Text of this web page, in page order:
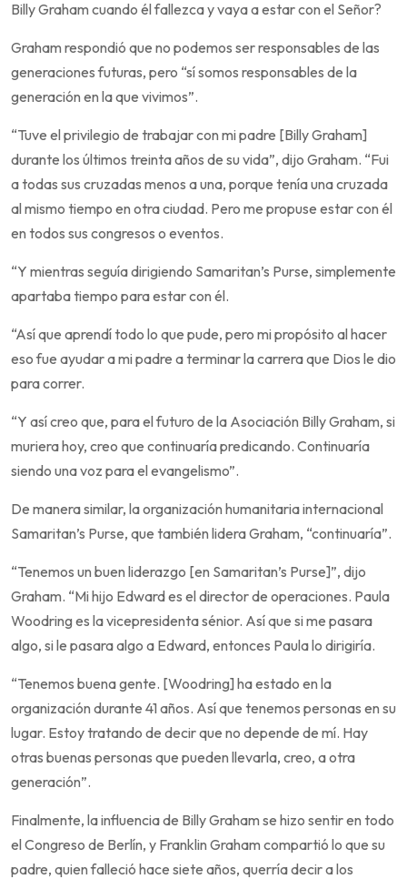
Billy Graham cuando él fallezca y vaya a estar con el Señor?
Graham respondió que no podemos ser responsables de las
generaciones futuras, pero “sí somos responsables de la
generación en la que vivimos”.
“Tuve el privilegio de trabajar con mi padre [Billy Graham]
durante los últimos treinta años de su vida”, dijo Graham. “Fui
a todas sus cruzadas menos a una, porque tenía una cruzada
al mismo tiempo en otra ciudad. Pero me propuse estar con él
en todos sus congresos o eventos.
“Y mientras seguía dirigiendo Samaritan’s Purse, simplemente
apartaba tiempo para estar con él.
“Así que aprendí todo lo que pude, pero mi propósito al hacer
eso fue ayudar a mi padre a terminar la carrera que Dios le dio
para correr.
“Y así creo que, para el futuro de la Asociación Billy Graham, si
muriera hoy, creo que continuaría predicando. Continuaría
siendo una voz para el evangelismo”.
De manera similar, la organización humanitaria internacional
Samaritan’s Purse, que también lidera Graham, “continuaría”.
“Tenemos un buen liderazgo [en Samaritan’s Purse]”, dijo
Graham. “Mi hijo Edward es el director de operaciones. Paula
Woodring es la vicepresidenta sénior. Así que si me pasara
algo, si le pasara algo a Edward, entonces Paula lo dirigiría.
“Tenemos buena gente. [Woodring] ha estado en la
organización durante 41 años. Así que tenemos personas en su
lugar. Estoy tratando de decir que no depende de mí. Hay
otras buenas personas que pueden llevarla, creo, a otra
generación”.
Finalmente, la influencia de Billy Graham se hizo sentir en todo
el Congreso de Berlín, y Franklin Graham compartió lo que su
padre, quien falleció hace siete años, querría decir a los